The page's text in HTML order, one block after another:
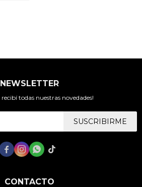
CONTACTO
NEWSLETTER
recibí todas nuestras novedades!
SUSCRIBIRME
   